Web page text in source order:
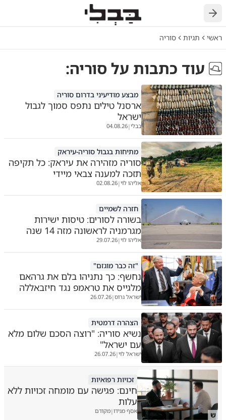
חזרה
ראשי תגיות סוריה
עוד כתבות עלסוריה:
מבצע מודיעיני בדרום סוריה
ארסנל טילים נתפס סמוך לגבול
ישראל
בבלי|
04.08.26
מתיחות בגבול סוריה-עיראק
סוריה מזהירה את עיראק: כל תקיפה
תזכה למענה צבאי מיידי
אליהו לוי|
02.08.26
חזרה לשמיים
בשורה לסורים: טיסות ישירות
מגרמניה לראשונה מזה 14 שנה
אליהו לוי|
29.07.26
"זה כבר מוגזם"
נחשף: כך נתניהו בלם את גרהאם
מלגייס את טראמפ נגד חיזבאללה
ישראל גרוס|
26.07.26
הצהרה דרמטית
נשיא סוריה: "רוצה הסכם שלום מלא
עם ישראל"
ישראל לוי|
26.07.26
ש
זכויות רפואיות
חינם: פגישה עם מומחה זכויות ללא
עלות
אסף מגידו|מקודם